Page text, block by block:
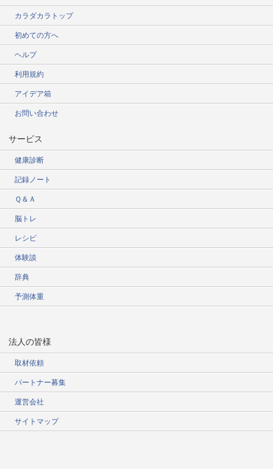
カラダカラトップ
初めての方へ
ヘルプ
利用規約
アイデア箱
お問い合わせ
サービス
健康診断
記録ノート
Ｑ＆Ａ
脳トレ
レシピ
体験談
辞典
予測体重
法人の皆様
取材依頼
パートナー募集
運営会社
サイトマップ